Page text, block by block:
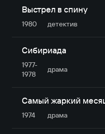
Выстрел в спину
1980 детектив
Сибириада
1977-
1978
драма
Самый жаркий
1974 драма